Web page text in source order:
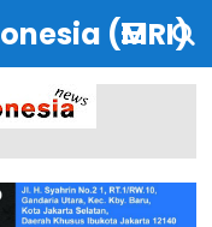
(MRI)